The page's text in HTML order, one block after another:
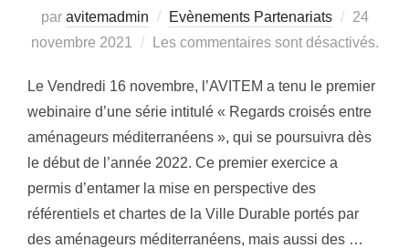
par avitemadmin Evènements Partenariats
Publié
le
24
novembre 2021
Les commentaires sont désactivés.
Le Vendredi 16 novembre, l’AVITEM a tenu le premier
webinaire d’une série intitulé « Regards croisés entre
aménageurs méditerranéens », qui se poursuivra dès
le début de l’année 2022. Ce premier exercice a
permis d’entamer la mise en perspective des
référentiels et chartes de la Ville Durable portés par
des aménageurs méditerranéens, mais aussi des …